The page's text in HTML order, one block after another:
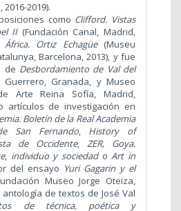
2019).
como Clifford. Vistas
II(Fundación Canal, Madrid,
Ortiz Echagüe(Museu
Barcelona, 2013), y fue
de Desbordamiento de Val del
Granada, y Museo
Arte Reina Sofía, Madrid,
artículos de investigación en
Boletín de la Real Academia
San Fernando, History of
de Occidente, ZER, Goya.
, individuo y sociedadoArt in
del ensayo Yuri Gagarin y el
Museo Jorge Oteiza,
de textos de José Val
de técnica, poética y